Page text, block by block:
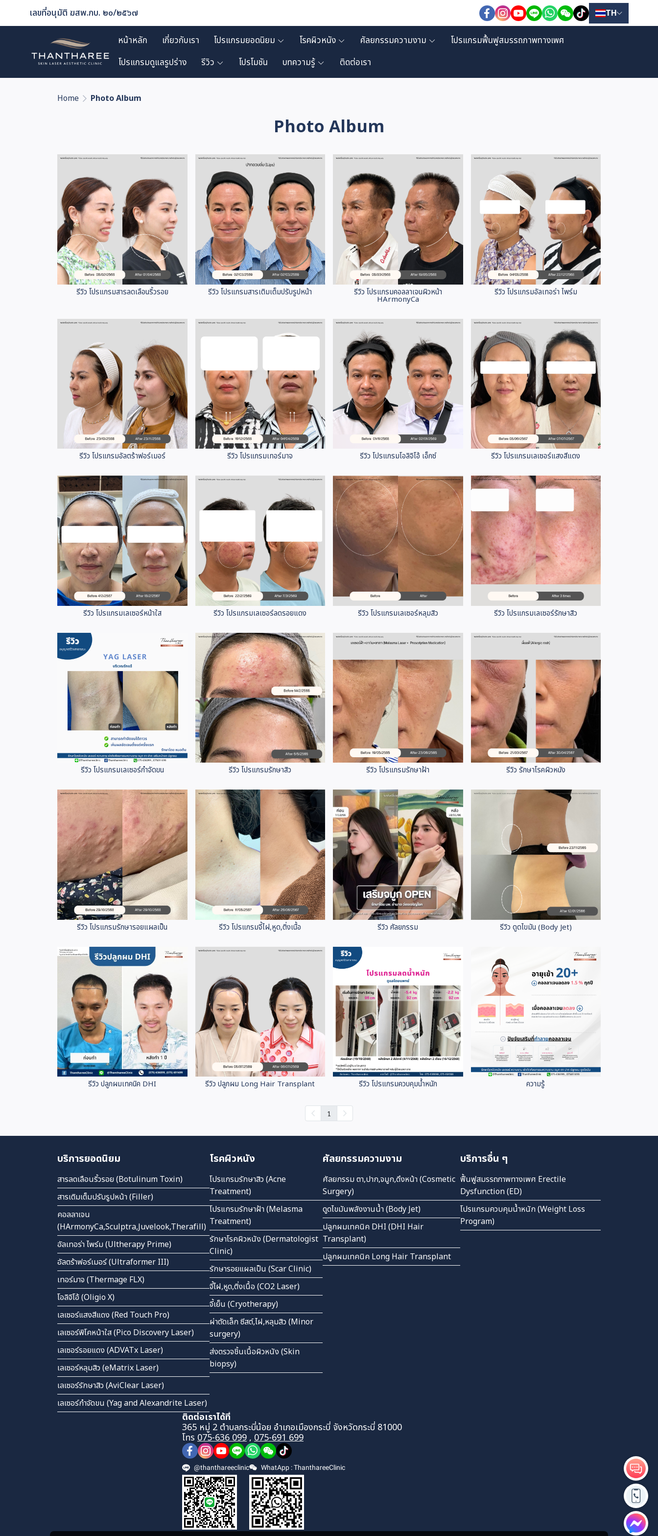
เลขที่อนุมัติ ฆสพ.กบ. ๒๐/๒๕๖๗ TH
หน้าหลัก เกี่ยวกับเรา โปรแกรมยอดนิยม โรคผิวหนัง ศัลยกรรมความงาม
โปรแกรมฟื้นฟูสมรรถภาพทางเพศ
โปรแกรมดูแลรูปร่าง
รีวิว โปรโมชัน บทความรู้ ติดต่อเรา
Home Photo Album
Photo Album
รีวิว โปรแกรมสารลดเลือนริ้วรอย รีวิว โปรแกรมสารเติมเต็มปรับรูปหน้า รีวิว โปรแกรมคอลลาเจนผิวหน้า
HArmonyCa
รีวิว โปรแกรมอัลเทอร่า ไพร์ม
รีวิว โปรแกรมอัลตร้าฟอร์เมอร์ รีวิว โปรแกรมเทอร์มาจ รีวิว โปรแกรมโอลิจิโอ้ เอ็กซ์ รีวิว โปรแกรมเลเซอร์แสงสีแดง
รีวิว โปรแกรมเลเซอร์หน้าใส รีวิว โปรแกรมเลเซอร์ลดรอยแดง รีวิว โปรแกรมเลเซอร์หลุมสิว รีวิว โปรแกรมเลเซอร์รักษาสิว
รีวิว โปรแกรมเลเซอร์กำจัดขน รีวิว โปรแกรมรักษาสิว รีวิว โปรแกรมรักษาฝ้า รีวิว รักษาโรคผิวหนัง
รีวิว โปรแกรมรักษารอยแผลเป็น รีวิว โปรแกรมจี้ไฝ,หูด,ติ่งเนื้อ รีวิว ศัลยกรรม รีวิว ดูดไขมัน (Body Jet)
รีวิว ปลูกผมเทคนิค DHI รีวิว ปลูกผม Long Hair Transplant รีวิว โปรแกรมควบคุมน้ำหนัก ความรู้
1
บริการยอดนิยม
สารลดเลือนริ้วรอย (Botulinum Toxin)
สารเติมเต็มปรับรูปหน้า (Filler)
คอลลาเจน
(HArmonyCa,Sculptra,Juvelook,Therafill)
อัลเทอร่า ไพร์ม (Ultherapy Prime)
อัลตร้าฟอร์เมอร์ (Ultraformer III)
เทอร์มาจ (Thermage FLX)
โอลิจิโอ้ (Oligio X)
เลเซอร์แสงสีแดง (Red Touch Pro)
เลเซอร์พิโคหน้าใส (Pico Discovery Laser)
เลเซอร์รอยแดง (ADVATx Laser)
เลเซอร์หลุมสิว (eMatrix Laser)
เลเซอร์รักษาสิว (AviClear Laser)
เลเซอร์กำจัดขน (Yag and Alexandrite Laser)
โรคผิวหนัง
โปรแกรมรักษาสิว (Acne
Treatment)
โปรแกรมรักษาฝ้า (Melasma
Treatment)
รักษาโรคผิวหนัง (Dermatologist
Clinic)
รักษารอยแผลเป็น (Scar Clinic)
จี้ไฝ,หูด,ติ่งเนื้อ (CO2 Laser)
จี้เย็น (Cryotherapy)
ผ่าตัดเล็ก ซีสต์,ไฝ,หลุมสิว (Minor
surgery)
ส่งตรวจชิ้นเนื้อผิวหนัง (Skin
biopsy)
ศัลยกรรมความงาม
ศัลยกรรม ตา,ปาก,จมูก,ดึงหน้า (Cosmetic
Surgery)
ดูดไขมันพลังงานน้ำ (Body Jet)
ปลูกผมเทคนิค DHI (DHI Hair
Transplant)
ปลูกผมเทคนิค Long Hair Transplant
บริการอื่น ๆ
ฟื้นฟูสมรรถภาพทางเพศ Erectile
Dysfunction (ED)
โปรแกรมควบคุมน้ำหนัก (Weight Loss
Program)
ติดต่อเราได้ที่
365 หมู่ 2 ตำบลกระบี่น้อย อำเภอเมืองกระบี่ จังหวัดกระบี่ 81000
โทร 075-636 099, 075-691 699
@thanthareeclinic WhatApp : ThanthareeClinic